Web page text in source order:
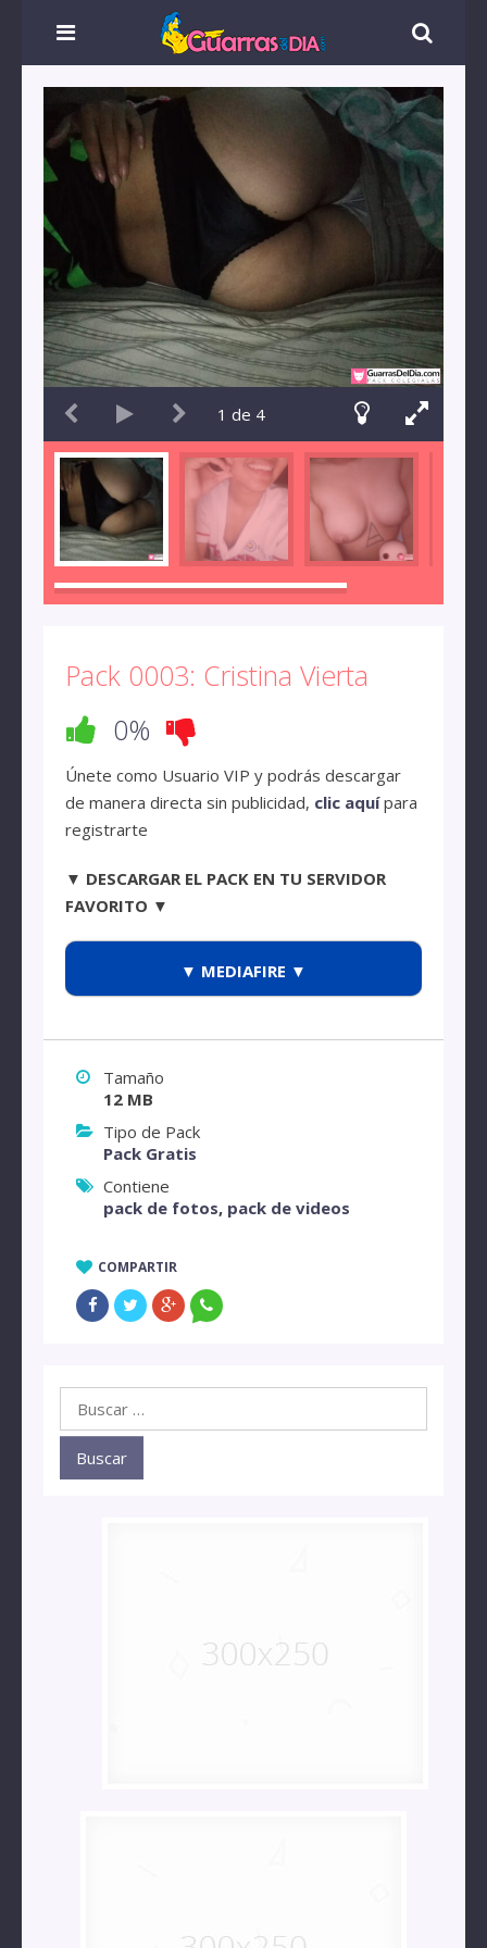
1 de 4
Pack 0003: Cristina Vierta
0%
Únete como Usuario VIP y podrás descargar
de manera directa sin publicidad, clic aquípara
registrarte
▼ DESCARGAR EL PACK EN TU SERVIDOR
FAVORITO ▼
▼ MEDIAFIRE ▼
Tamaño
12 MB
Tipo de Pack
Pack Gratis
Contiene
pack de fotos, pack de videos
COMPARTIR